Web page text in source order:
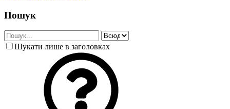
Пошук
Шукати лише в заголовках